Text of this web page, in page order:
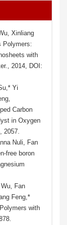
Xinliang
Polymers:
with
2014, DOI:
Yi
Carbon
in Oxygen
2057.
Nuli, Fan
free boron
Fan
Feng,*
with